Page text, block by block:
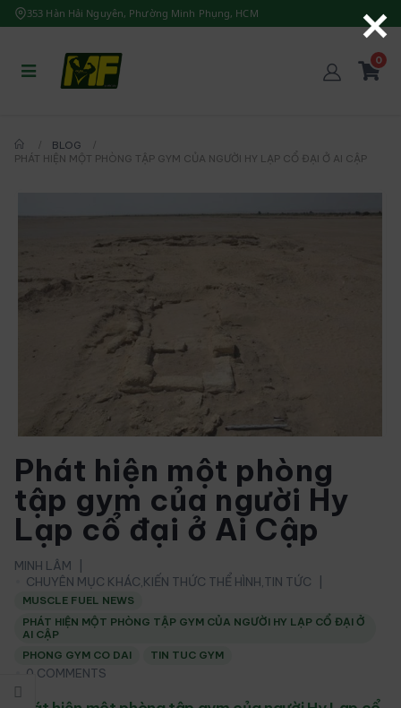
353 Hàn Hải Nguyên, Phường Minh Phụng, HCM
0
BLOG
PHÁT HIỆN MỘT PHÒNG TẬP GYM CỦA NGƯỜI HY LẠP CỔ ĐẠI Ở AI CẬP
Phát hiện một phòng
tập gym của người Hy
Lạp cổ đại ở Ai Cập
MINH LÂM
CHUYÊN MỤC KHÁC,KIẾN THỨC THỂ HÌNH,TIN TỨC
MUSCLE FUEL NEWS
PHÁT HIỆN MỘT PHÒNG TẬP GYM CỦA NGƯỜI HY LẠP CỔ ĐẠI Ở
AI CẬP
PHONG GYM CO DAI
TIN TUC GYM
0 COMMENTS